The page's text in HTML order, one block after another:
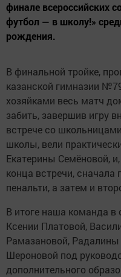
финале всероссийских
футбол — в школу!»
рождения.
В финальной тройке,
казанской гимназии
хозяйками весь матч
забить, завершив игру
встрече со
школы, вели
Екатерины Семёновой,
конца встречи, сначала
пенальти, а затем и
В итоге наша команда в
Ксении Платовой,
Рамазановой, Радалины
Шероновой под
дополнительного